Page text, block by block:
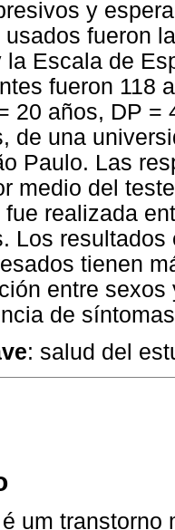
y
fueron
la Escala de
fueron 118
20 años, DP =
de una
Paulo. Las
medio del
realizada
Los
tienen
entre
de
: salud del
um transtorno